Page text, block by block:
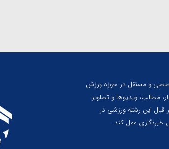
و مستقل در حوزه ورزش
مطالب، ویدیوها و تصاویر
این رشته ورزشی در
خبرنگاری عمل کند.